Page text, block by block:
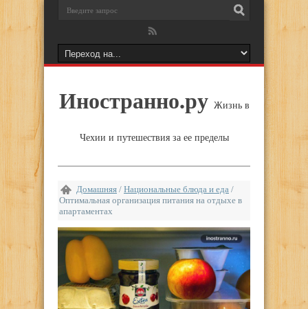
Иностранно.ру Жизнь в
Чехии и путешествия за ее пределы
Домашняя / Национальные блюда и еда /
Оптимальная организация питания на отдыхе в
апартаментах